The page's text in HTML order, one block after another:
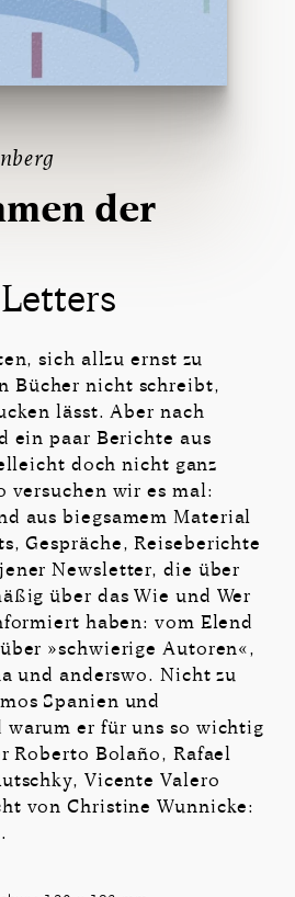
der
sich allzu ernst zu
Bücher nicht schreibt,
lässt. Aber nach
ein paar Berichte aus
doch nicht ganz
versuchen wir es mal:
aus biegsamem Material
Gespräche, Reiseberichte
Newsletter, die über
über das Wie und Wer
haben: vom Elend
»schwierige Autoren«,
und anderswo. Nicht zu
Spanien und
er für uns so wichtig
Roberto Bolaño, Rafael
Vicente Valero
von Christine Wunnicke: